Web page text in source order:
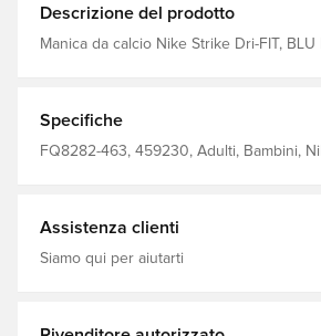
Descrizione del prodotto
Manica da calcio Nike Strike Dri-FIT, BLU
Specifiche
FQ8282-463, 459230, Adulti, Bambini,
Assistenza clienti
Siamo qui per aiutarti